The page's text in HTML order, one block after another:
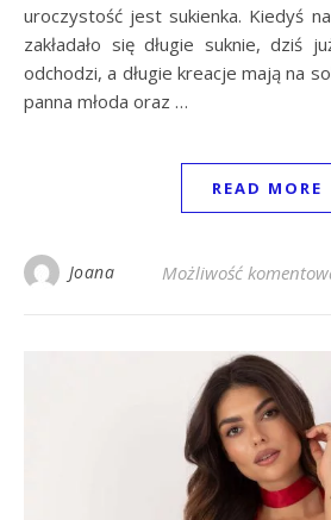
uroczystość jest sukienka. Kiedyś
zakładało się długie suknie, dziś
odchodzi, a długie kreacje mają na
panna młoda oraz …
READ MORE
Joana Możliwość